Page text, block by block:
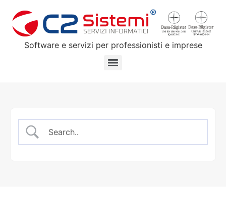
Software e servizi per professionisti e imprese